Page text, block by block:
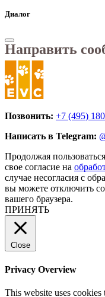
Диалог
Направить
Позвонить: +7 (495)
Написать в Telegram:
Продолжая
свое согласие на
случае несогласия с
вы можете отключить
вашего браузера.
ПРИНЯТЬ
Close
Privacy Overview
This website uses